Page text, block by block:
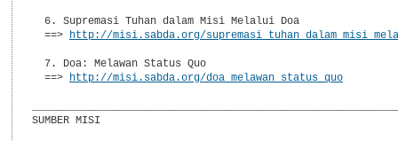
  6. Supremasi Tuhan dalam Misi Melalui Doa
  ==>
http://misi.sabda.org/
  7. Doa: Melawan Status Quo
  ==>
http://misi.sabda.org/doa_melawan_status_quo
SUMBER MISI